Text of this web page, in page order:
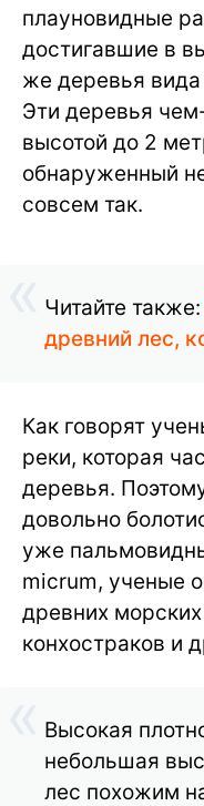
плауновидные
достигавшие в
же деревья
Эти деревья
высотой до 2
обнаруженный
совсем так.
Читайте также:
древний лес,
Как говорят
реки, которая
деревья.
довольно
уже
micrum, ученые
древних
конхостраков и
Высокая
небольшая
лес похожим